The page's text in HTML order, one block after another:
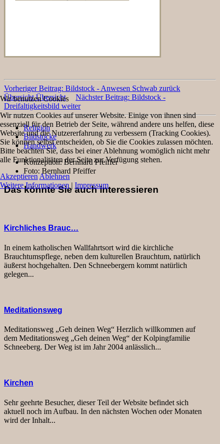
Vorheriger Beitrag: Bildstock - Anwesen Schwab zurück
Übersicht Übersicht
Nächster Beitrag: Bildstock -
Dreifaltigkeitsbild weiter
Religion
Bildstöcke
Handwerk
Konzeption:Bernhard Pfeiffer
Foto: Bernhard Pfeiffer
Das könnte Sie auch interessieren
Kirchliches Brauc…
In einem katholischen Wallfahrtsort wird die kirchliche
Brauchtumspflege, neben dem kulturellen Brauchtum, natürlich
äußerst hochgehalten. Den Schneebergern kommt natürlich
gelegen...
Meditationsweg
Meditationsweg „Geh deinen Weg“ Herzlich willkommen auf
dem Meditationsweg „Geh deinen Weg“ der Kolpingfamilie
Schneeberg. Der Weg ist im Jahr 2004 anlässlich...
Kirchen
Sehr geehrte Besucher, dieser Teil der Website befindet sich
aktuell noch im Aufbau. In den nächsten Wochen oder Monaten
wird der Inhalt...
Wir benutzen Cookies
Wir nutzen Cookies auf unserer Website. Einige von ihnen sind
essenziell für den Betrieb der Seite, während andere uns helfen, diese
Website und die Nutzererfahrung zu verbessern (Tracking Cookies).
Sie können selbst entscheiden, ob Sie die Cookies zulassen möchten.
Bitte beachten Sie, dass bei einer Ablehnung womöglich nicht mehr
alle Funktionalitäten der Seite zur Verfügung stehen.
Akzeptieren Ablehnen
Weitere Informationen | Impressum